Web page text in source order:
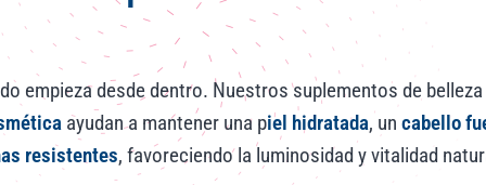
empieza desde dentro. Nuestros suplementos de
ayudan a mantener una piel hidratada, uncabello
resistentes, favoreciendo la luminosidad y vitalidad